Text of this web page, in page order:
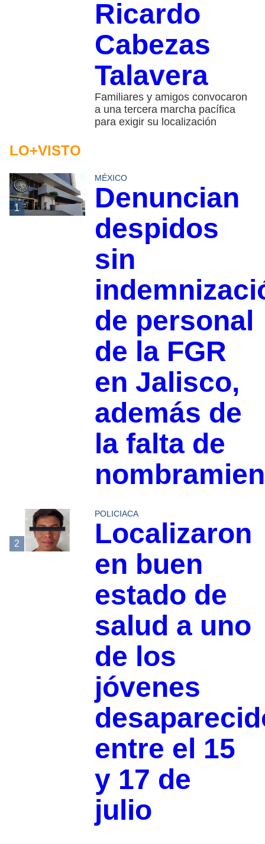
Ricardo
Cabezas
Talavera
Familiares y amigos convocaron
a una tercera marcha pacífica
para exigir su localización
LO+VISTO
1
MÉXICO
Denuncian
despidos
sin
de personal
de la FGR
en Jalisco,
además de
la falta de
2
POLICIACA
Localizaron
en buen
estado de
salud a uno
de los
jóvenes
entre el 15
y 17 de
julio